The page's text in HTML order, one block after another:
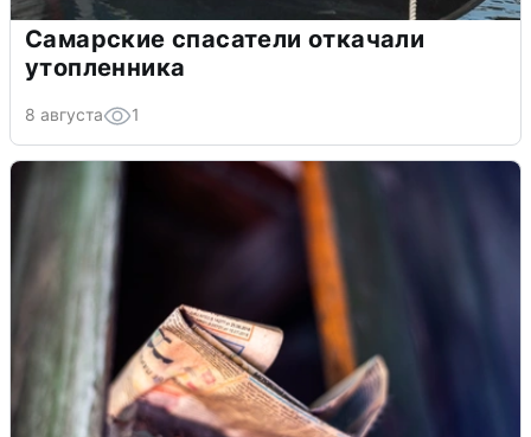
Самарские спасатели откачали
утопленника
8 августа 1